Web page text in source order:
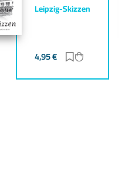
Leipzig-Skizzen
4,95€ Zur